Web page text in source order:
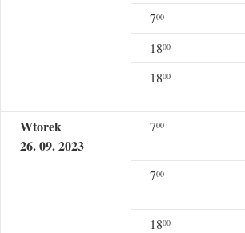
700
1800
1800
Wtorek
26. 09. 2023
700
700
1800